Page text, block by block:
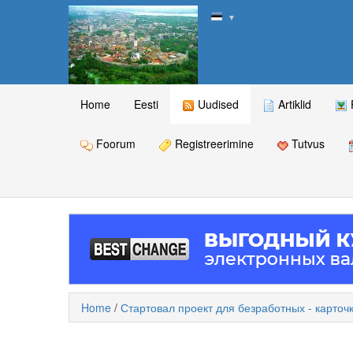
▼
Home Eesti Uudised Artiklid
Foorum Registreerimine Tutvus
Home / Стартовал проект для безработных -